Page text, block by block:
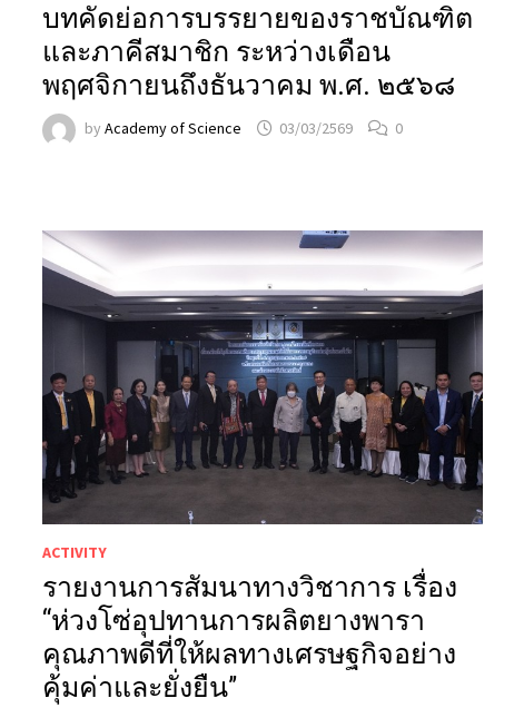
บทคัดย่อการบรรยายของราชบัณฑิต
และภาคีสมาชิก ระหว่างเดือน
พฤศจิกายนถึงธันวาคม พ.ศ. ๒๕๖๘
byAcademy of Science 03/03/2569 0
ACTIVITY
รายงานการสัมนาทางวิชาการ เรื่อง
“ห่วงโซ่อุปทานการผลิตยางพารา
คุณภาพดีที่ให้ผลทางเศรษฐกิจอย่าง
คุ้มค่าและยั่งยืน”